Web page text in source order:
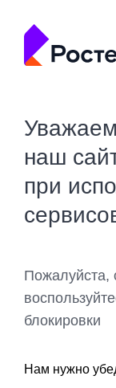
наш
при
Пожалуйста,
блокировки
Нам нужно